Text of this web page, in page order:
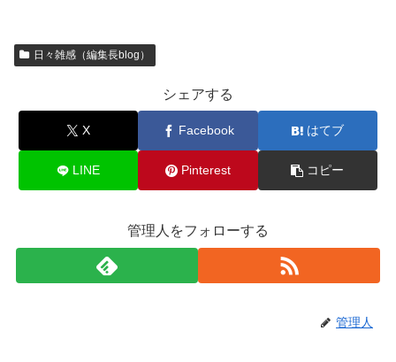
日々雑感（編集長blog）
シェアする
X Facebook はてブ
LINE Pinterest コピー
管理人をフォローする
管理人